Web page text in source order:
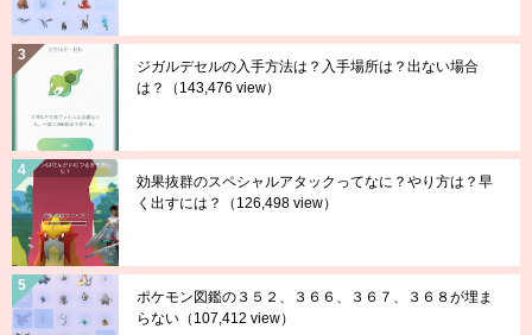
ジガルデセルの入手方法は？入手場所は？出ない場合
は？
（143,476 view）
効果抜群のスペシャルアタックってなに？やり方は？早
く出すには？
（126,498 view）
ポケモン図鑑の３５２、３６６、３６７、３６８が埋ま
らない （107,412 view）